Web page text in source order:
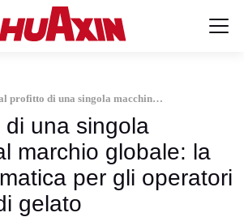
Dal profitto di una singola macchina al marchio globale: la guida sistematica per gli operatori di vendita di gelato
di una singola
marchio globale: la
per gli operatori
gelato